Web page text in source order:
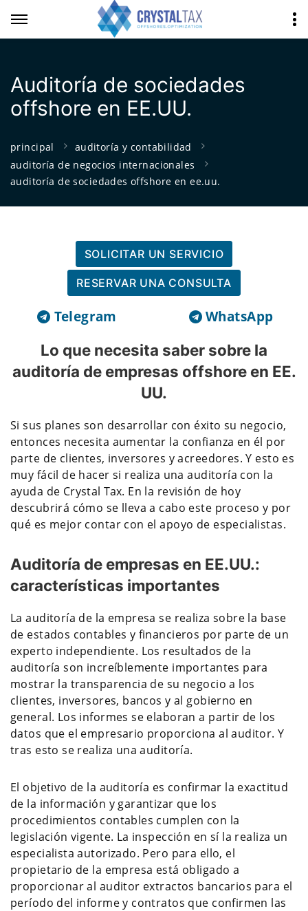
Auditoría de sociedades
offshore en EE.UU.
principal
auditoría y contabilidad
auditoría de negocios internacionales
auditoría de sociedades offshore en ee.uu.
SOLICITAR UN SERVICIO
RESERVAR UNA CONSULTA
Telegram WhatsApp
Lo que necesita saber sobre la
auditoría de empresas offshore en EE.
UU.
Si sus planes son desarrollar con éxito su negocio,
entonces necesita aumentar la confianza en él por
parte de clientes, inversores y acreedores. Y esto es
muy fácil de hacer si realiza una auditoría con la
ayuda de Crystal Tax. En la revisión de hoy
descubrirá cómo se lleva a cabo este proceso y por
qué es mejor contar con el apoyo de especialistas.
Auditoría de empresas en EE.UU.:
características importantes
La auditoría de la empresa se realiza sobre la base
de estados contables y financieros por parte de un
experto independiente. Los resultados de la
auditoría son increíblemente importantes para
mostrar la transparencia de su negocio a los
clientes, inversores, bancos y al gobierno en
general. Los informes se elaboran a partir de los
datos que el empresario proporciona al auditor. Y
tras esto se realiza una auditoría.
El objetivo de la auditoría es confirmar la exactitud
de la información y garantizar que los
procedimientos contables cumplen con la
legislación vigente. La inspección en sí la realiza un
especialista autorizado. Pero para ello, el
propietario de la empresa está obligado a
proporcionar al auditor extractos bancarios para el
período del informe y contratos que confirmen las